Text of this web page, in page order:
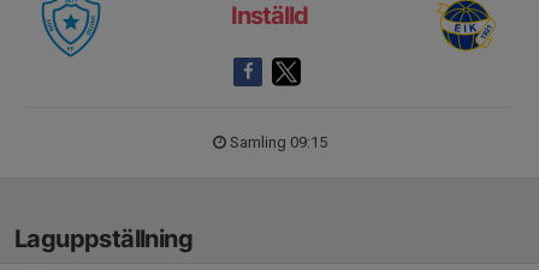
Inställd
Samling 09:15
Laguppställning